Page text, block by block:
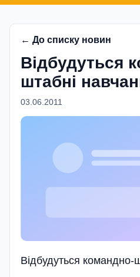
← До списку новин
Відбудуться
штабні
03.06.2011
Відбудуться командно-